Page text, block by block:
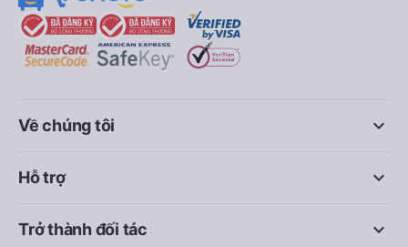
keyboard_arrow_down
Về chúng tôi
keyboard_arrow_down
Hỗ trợ
keyboard_arrow_down
Trở thành đối tác